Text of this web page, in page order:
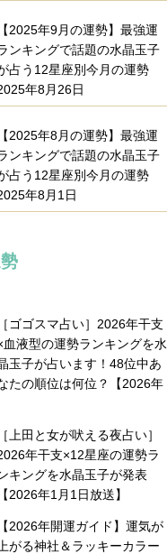
【2025年9月の運勢】最強運
ンキングで話題の水晶玉子
占う12星座別今月の運勢
年8月26日
【2025年8月の運勢】最強運
ンキングで話題の水晶玉子
占う12星座別今月の運勢
年8月1日
［ゴゴスマ占い］2026年干支
血液型の運勢ランキングを水
玉子が占います！48位中あ
たの順位は何位？【2026年
［上田と女が吠える夜占い］
年干支×12星座の運勢ラ
キングを水晶玉子が発表
【2026年1月1日放送】
【2026年開運ガイド】運気が
上がる神社＆ラッキーカラー